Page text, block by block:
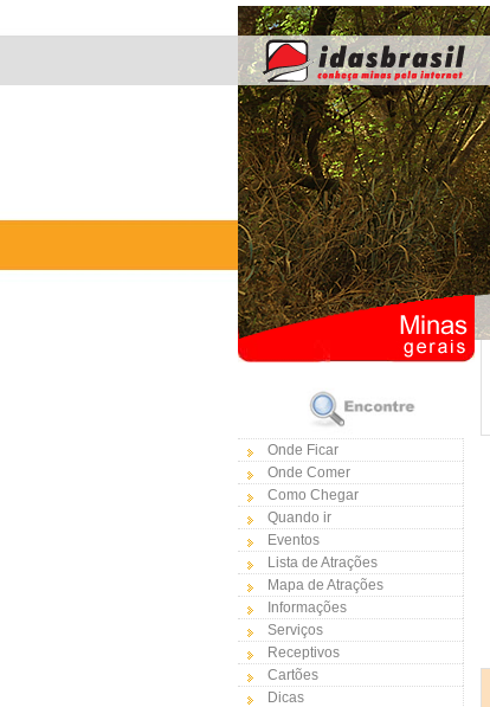
Onde Ficar
Onde Comer
Como Chegar
Quando ir
Eventos
Lista de Atrações
Mapa de Atrações
Informações
Serviços
Receptivos
Cartões
Dicas